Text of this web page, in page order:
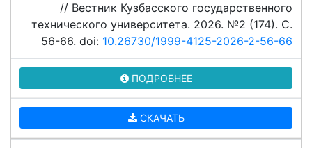
// Вестник Кузбасского государственного
технического университета. 2026. №2 (174). C.
56-66. doi: 10.26730/1999-4125-2026-2-56-66
ПОДРОБНЕЕ
СКАЧАТЬ